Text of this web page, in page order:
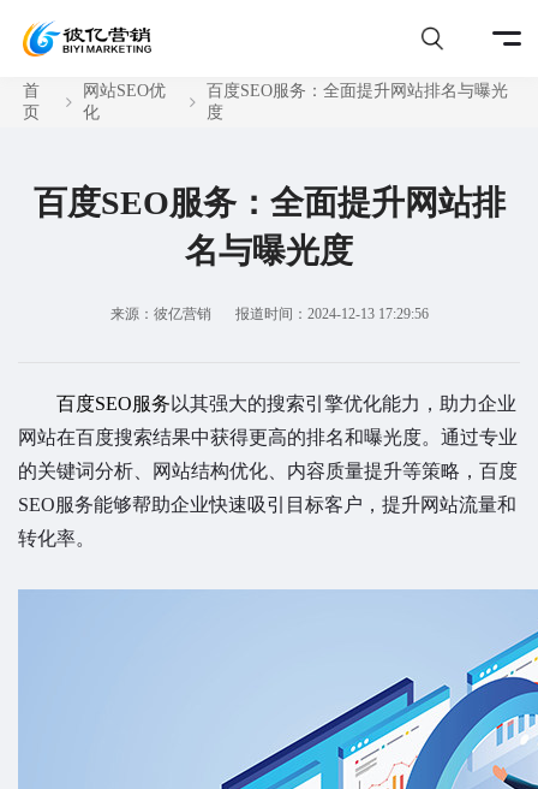
首
页
网站SEO优
化
百度SEO服务：全面提升网站排名与曝光
度
百度SEO服务：全面提升网站排
名与曝光度
来源：彼亿营销 报道时间：2024-12-13 17:29:56
百度SEO服务 以其强大的搜索引擎优化能力，助力企业
网站在百度搜索结果中获得更高的排名和曝光度。通过专业
的关键词分析、网站结构优化、内容质量提升等策略，百度
SEO服务能够帮助企业快速吸引目标客户，提升网站流量和
转化率。